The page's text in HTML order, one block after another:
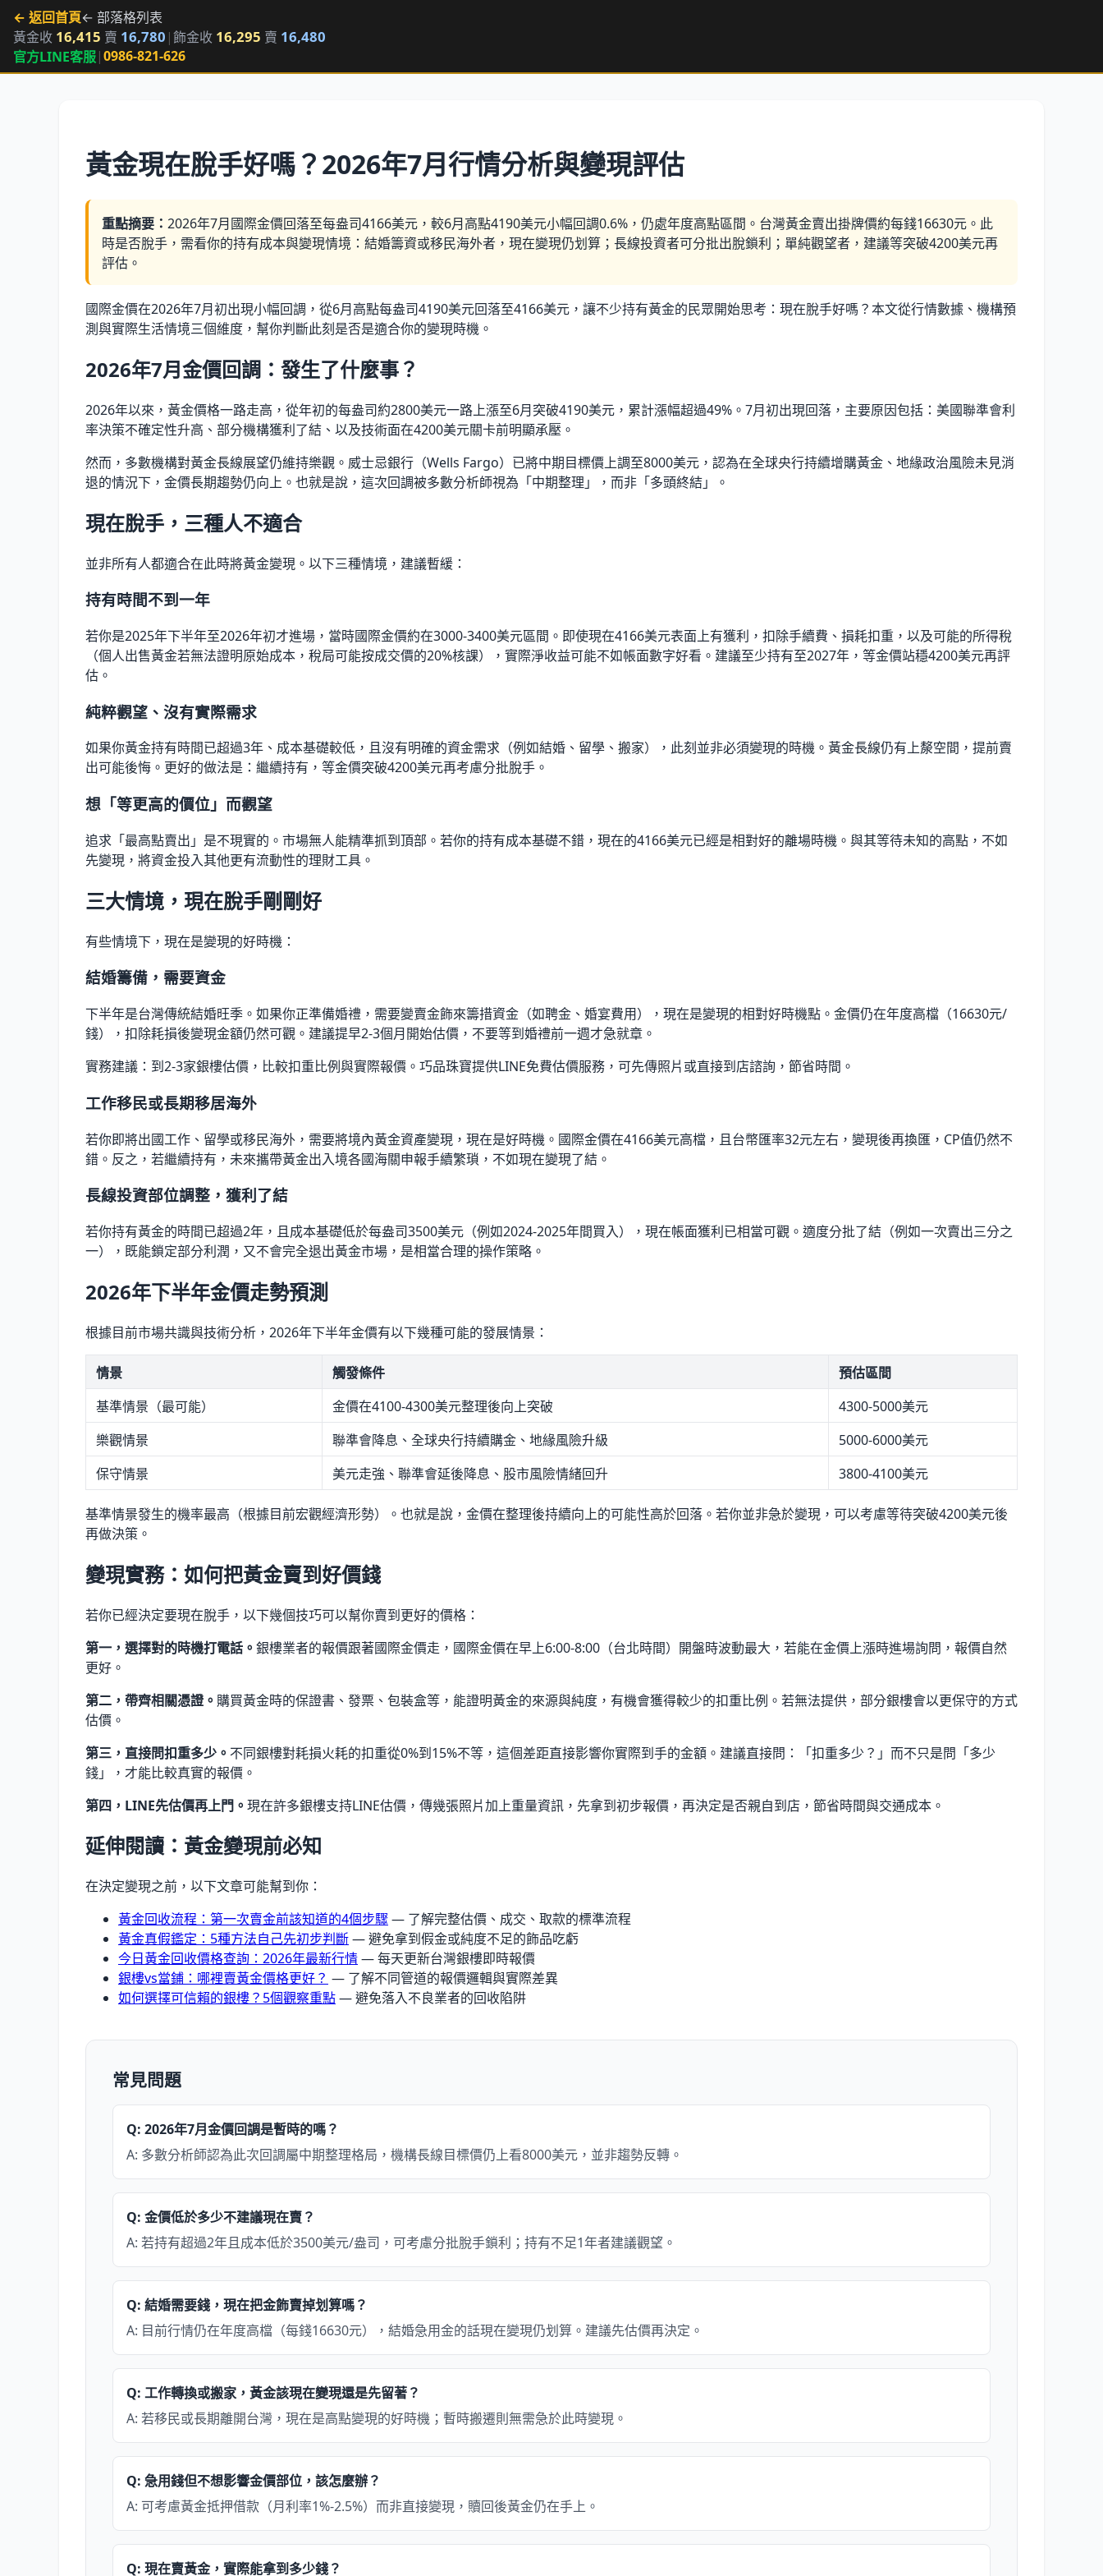
← 返回首頁← 部落格列表
黃金收 16,415 賣 16,780 |飾金收 16,295 賣 16,480
官方LINE客服|0986-821-626
黃金現在脫手好嗎？2026年7月行情分析與變現評估
重點摘要： 2026年7月國際金價回落至每盎司4166美元，較6月高點4190美元小幅回調0.6%，仍處年度高點區間。台灣黃金賣出掛牌價約每錢16630元。此
時是否脫手，需看你的持有成本與變現情境：結婚籌資或移民海外者，現在變現仍划算；長線投資者可分批出脫鎖利；單純觀望者，建議等突破4200美元再
評估。
國際金價在2026年7月初出現小幅回調，從6月高點每盎司4190美元回落至4166美元，讓不少持有黃金的民眾開始思考：現在脫手好嗎？本文從行情數據、機構預
測與實際生活情境三個維度，幫你判斷此刻是否是適合你的變現時機。
2026年7月金價回調：發生了什麼事？
2026年以來，黃金價格一路走高，從年初的每盎司約2800美元一路上漲至6月突破4190美元，累計漲幅超過49%。7月初出現回落，主要原因包括：美國聯準會利
率決策不確定性升高、部分機構獲利了結、以及技術面在4200美元關卡前明顯承壓。
然而，多數機構對黃金長線展望仍維持樂觀。威士忌銀行（Wells Fargo）已將中期目標價上調至8000美元，認為在全球央行持續增購黃金、地緣政治風險未見消
退的情況下，金價長期趨勢仍向上。也就是說，這次回調被多數分析師視為「中期整理」，而非「多頭終結」。
現在脫手，三種人不適合
並非所有人都適合在此時將黃金變現。以下三種情境，建議暫緩：
持有時間不到一年
若你是2025年下半年至2026年初才進場，當時國際金價約在3000-3400美元區間。即使現在4166美元表面上有獲利，扣除手續費、損耗扣重，以及可能的所得稅
（個人出售黃金若無法證明原始成本，稅局可能按成交價的20%核課），實際淨收益可能不如帳面數字好看。建議至少持有至2027年，等金價站穩4200美元再評
估。
純粹觀望、沒有實際需求
如果你黃金持有時間已超過3年、成本基礎較低，且沒有明確的資金需求（例如結婚、留學、搬家），此刻並非必須變現的時機。黃金長線仍有上漦空間，提前賣
出可能後悔。更好的做法是：繼續持有，等金價突破4200美元再考慮分批脫手。
想「等更高的價位」而觀望
追求「最高點賣出」是不現實的。市場無人能精準抓到頂部。若你的持有成本基礎不錯，現在的4166美元已經是相對好的離場時機。與其等待未知的高點，不如
先變現，將資金投入其他更有流動性的理財工具。
三大情境，現在脫手剛剛好
有些情境下，現在是變現的好時機：
結婚籌備，需要資金
下半年是台灣傳統結婚旺季。如果你正準備婚禮，需要變賣金飾來籌措資金（如聘金、婚宴費用），現在是變現的相對好時機點。金價仍在年度高檔（16630元/
錢），扣除耗損後變現金額仍然可觀。建議提早2-3個月開始估價，不要等到婚禮前一週才急就章。
實務建議：到2-3家銀樓估價，比較扣重比例與實際報價。巧品珠寶提供LINE免費估價服務，可先傳照片或直接到店諮詢，節省時間。
工作移民或長期移居海外
若你即將出國工作、留學或移民海外，需要將境內黃金資產變現，現在是好時機。國際金價在4166美元高檔，且台幣匯率32元左右，變現後再換匯，CP值仍然不
錯。反之，若繼續持有，未來攜帶黃金出入境各國海關申報手續繁瑣，不如現在變現了結。
長線投資部位調整，獲利了結
若你持有黃金的時間已超過2年，且成本基礎低於每盎司3500美元（例如2024-2025年間買入），現在帳面獲利已相當可觀。適度分批了結（例如一次賣出三分之
一），既能鎖定部分利潤，又不會完全退出黃金市場，是相當合理的操作策略。
2026年下半年金價走勢預測
根據目前市場共識與技術分析，2026年下半年金價有以下幾種可能的發展情景：
情景 觸發條件
預估區間
基準情景（最可能）
金價在4100-4300美元整理後向上突破
4300-5000美元
樂觀情景
聯準會降息、全球央行持續購金、地緣風險升級
5000-6000美元
保守情景
美元走強、聯準會延後降息、股市風險情緒回升 3800-4100美元
基準情景發生的機率最高（根據目前宏觀經濟形勢）。也就是說，金價在整理後持續向上的可能性高於回落。若你並非急於變現，可以考慮等待突破4200美元後
再做決策。
變現實務：如何把黃金賣到好價錢
若你已經決定要現在脫手，以下幾個技巧可以幫你賣到更好的價格：
第一，選擇對的時機打電話。 銀樓業者的報價跟著國際金價走，國際金價在早上6:00-8:00（台北時間）開盤時波動最大，若能在金價上漲時進場詢問，報價自然
更好。
第二，帶齊相關憑證。 購買黃金時的保證書、發票、包裝盒等，能證明黃金的來源與純度，有機會獲得較少的扣重比例。若無法提供，部分銀樓會以更保守的方式
估價。
第三，直接問扣重多少。 不同銀樓對耗損火耗的扣重從0%到15%不等，這個差距直接影響你實際到手的金額。建議直接問：「扣重多少？」而不只是問「多少
錢」，才能比較真實的報價。
第四，LINE先估價再上門。 現在許多銀樓支持LINE估價，傳幾張照片加上重量資訊，先拿到初步報價，再決定是否親自到店，節省時間與交通成本。
延伸閱讀：黃金變現前必知
在決定變現之前，以下文章可能幫到你：
黃金回收流程：第一次賣金前該知道的4個步驟— 了解完整估價、成交、取款的標準流程
黃金真假鑑定：5種方法自己先初步判斷— 避免拿到假金或純度不足的飾品吃虧
今日黃金回收價格查詢：2026年最新行情— 每天更新台灣銀樓即時報價
銀樓vs當鋪：哪裡賣黃金價格更好？ — 了解不同管道的報價邏輯與實際差異
如何選擇可信賴的銀樓？5個觀察重點— 避免落入不良業者的回收陷阱
常見問題
Q: 2026年7月金價回調是暫時的嗎？
A: 多數分析師認為此次回調屬中期整理格局，機構長線目標價仍上看8000美元，並非趨勢反轉。
Q: 金價低於多少不建議現在賣？
A: 若持有超過2年且成本低於3500美元/盎司，可考慮分批脫手鎖利；持有不足1年者建議觀望。
Q: 結婚需要錢，現在把金飾賣掉划算嗎？
A: 目前行情仍在年度高檔（每錢16630元），結婚急用金的話現在變現仍划算。建議先估價再決定。
Q: 工作轉換或搬家，黃金該現在變現還是先留著？
A: 若移民或長期離開台灣，現在是高點變現的好時機；暫時搬遷則無需急於此時變現。
Q: 急用錢但不想影響金價部位，該怎麼辦？
A: 可考慮黃金抵押借款（月利率1%-2.5%）而非直接變現，贖回後黃金仍在手上。
Q: 現在賣黃金，實際能拿到多少錢？